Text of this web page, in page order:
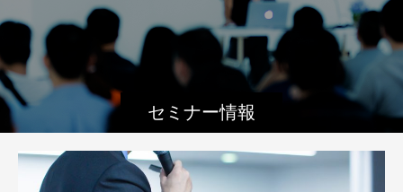
セミナー情報